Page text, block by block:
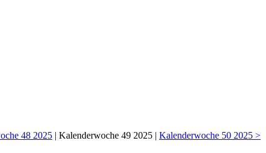
48 2025 | Kalenderwoche 49 2025 | Kalenderwoche 50 2025 >